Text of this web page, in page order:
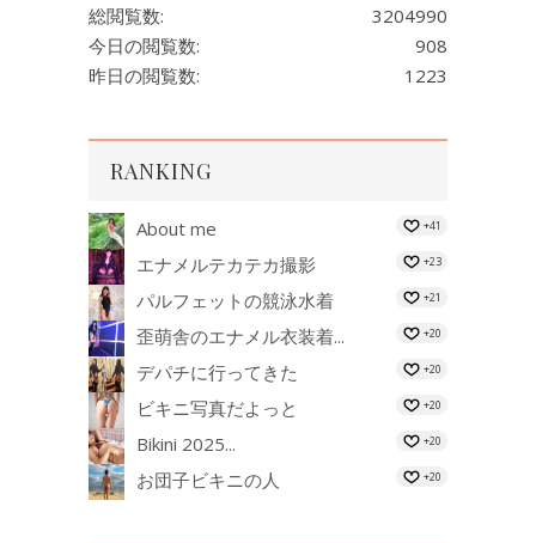
3204990
総閲覧数:
908
今日の閲覧数:
1223
昨日の閲覧数:
RANKING
About me +41
エナメルテカテカ撮影 +23
パルフェットの競泳水着 +21
歪萌舎のエナメル衣装着... +20
デパチに行ってきた +20
ビキニ写真だよっと +20
Bikini 2025... +20
お団子ビキニの人 +20